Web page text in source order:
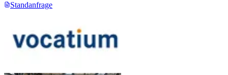
Standanfrage